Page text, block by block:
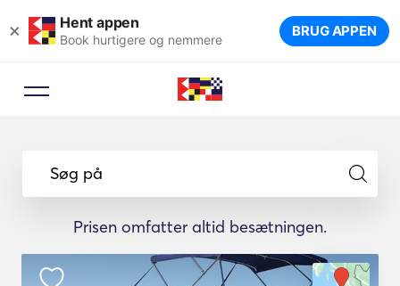
× Hent appen
Book hurtigere og nemmere BRUG APPEN
Søg på
Prisen omfatter altid besætningen.